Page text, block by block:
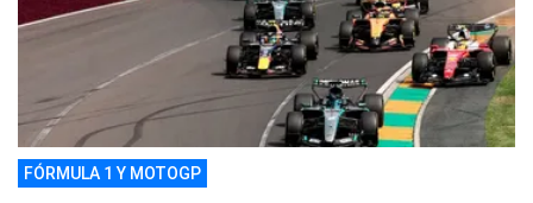
FÓRMULA 1 Y MOTOGP